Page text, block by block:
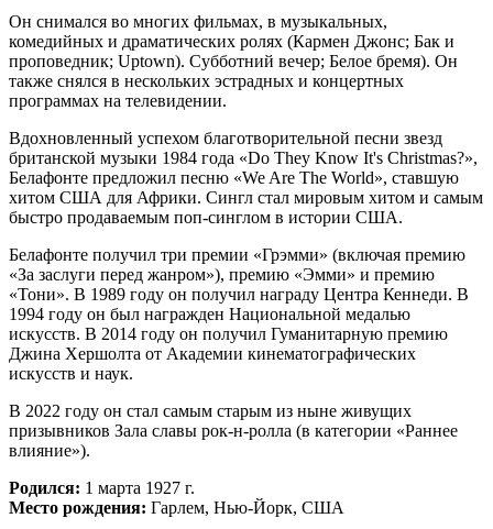
Он снимался во многих фильмах, в музыкальных,
комедийных и драматических ролях (Кармен Джонс; Бак и
проповедник; Uptown). Субботний вечер; Белое бремя). Он
также снялся в нескольких эстрадных и концертных
программах на телевидении.
Вдохновленный успехом благотворительной песни звезд
британской музыки 1984 года «Do They Know It's Christmas?»,
Белафонте предложил песню «We Are The World», ставшую
хитом США для Африки. Сингл стал мировым хитом и самым
быстро продаваемым поп-синглом в истории США.
Белафонте получил три премии «Грэмми» (включая премию
«За заслуги перед жанром»), премию «Эмми» и премию
«Тони». В 1989 году он получил награду Центра Кеннеди. В
1994 году он был награжден Национальной медалью
искусств. В 2014 году он получил Гуманитарную премию
Джина Хершолта от Академии кинематографических
искусств и наук.
В 2022 году он стал самым старым из ныне живущих
призывников Зала славы рок-н-ролла (в категории «Раннее
влияние»).
Родился: 1 марта 1927 г.
Место рождения: Гарлем, Нью-Йорк, США